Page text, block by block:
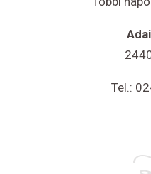
Tel.: